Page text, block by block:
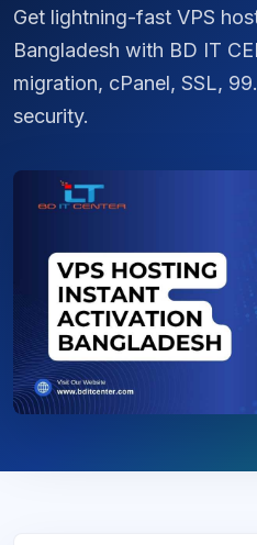
Get lightning-fast VPS
Bangladesh with BD IT
migration, cPanel, SSL,
security.